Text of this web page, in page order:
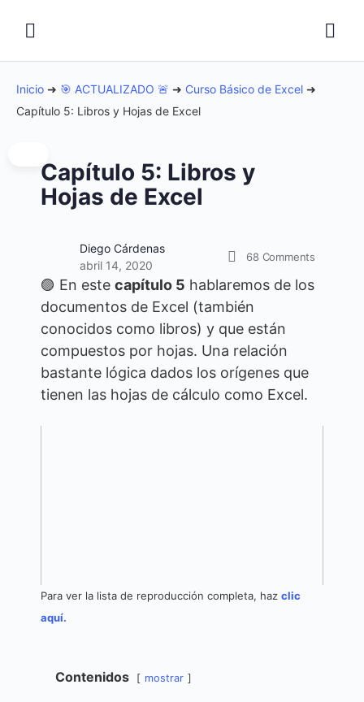
Inicio ➜ 🎯 ACTUALIZADO 🚨 ➜ Curso Básico de Excel ➜
Capítulo 5: Libros y Hojas de Excel
Capítulo 5: Libros y
Hojas de Excel
Diego Cárdenas
abril 14, 2020
68 Comments
🟣 En este capítulo 5 hablaremos de los
documentos de Excel (también
conocidos como libros) y que están
compuestos por hojas. Una relación
bastante lógica dados los orígenes que
tienen las hojas de cálculo como Excel.
Para ver la lista de reproducción completa, haz clic
aquí.
Contenidos mostrar